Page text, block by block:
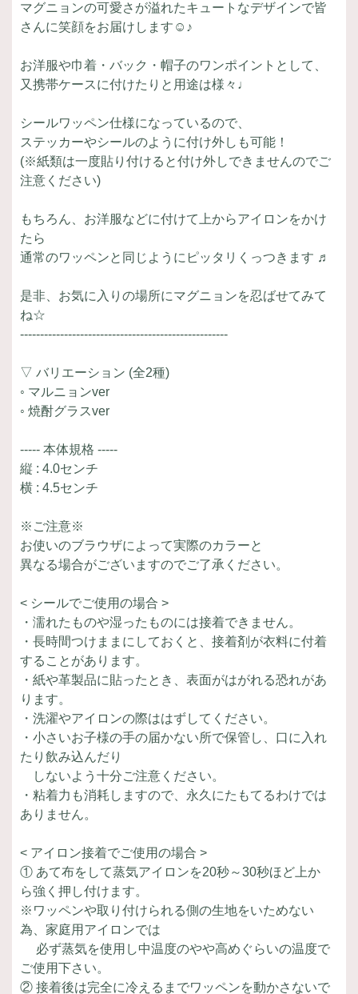
マグニョンの可愛さが溢れたキュートなデザインで皆
さんに笑顔をお届けします☺♪
お洋服や巾着・バック・帽子のワンポイントとして、
又携帯ケースに付けたりと用途は様々♩
シールワッペン仕様になっているので、
ステッカーやシールのように付け外しも可能！
(※紙類は一度貼り付けると付け外しできませんのでご
注意ください)
もちろん、お洋服などに付けて上からアイロンをかけ
たら
通常のワッペンと同じようにピッタリくっつきます ♬
是非、お気に入りの場所にマグニョンを忍ばせてみて
ね☆
----------------------------------------------------
▽ バリエーション (全2種)
◦ マルニョンver
◦ 焼酎グラスver
----- 本体規格 -----
縦 : 4.0センチ
横 : 4.5センチ
※ご注意※
お使いのブラウザによって実際のカラーと
異なる場合がございますのでご了承ください。
< シールでご使用の場合 >
・濡れたものや湿ったものには接着できません。
・長時間つけままにしておくと、接着剤が衣料に付着
することがあります。
・紙や革製品に貼ったとき、表面がはがれる恐れがあ
ります。
・洗濯やアイロンの際ははずしてください。
・小さいお子様の手の届かない所で保管し、口に入れ
たり飲み込んだり
しないよう十分ご注意ください。
・粘着力も消耗しますので、永久にたもてるわけでは
ありません。
< アイロン接着でご使用の場合 >
① あて布をして蒸気アイロンを20秒～30秒ほど上か
ら強く押し付けます。
※ワッペンや取り付けられる側の生地をいためない
為、家庭用アイロンでは
必ず蒸気を使用し中温度のやや高めぐらいの温度で
ご使用下さい。
② 接着後は完全に冷えるまでワッペンを動かさないで